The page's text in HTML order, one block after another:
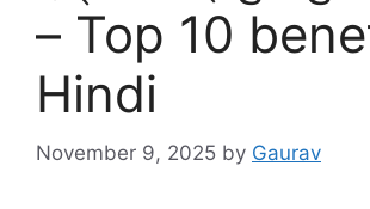
– Top 10
Hindi
November 9, 2025 by Gaurav